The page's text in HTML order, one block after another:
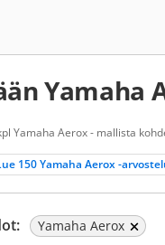
Yamaha
Yamaha Aerox - mallista
150 Yamaha Aerox -
Yamaha Aerox